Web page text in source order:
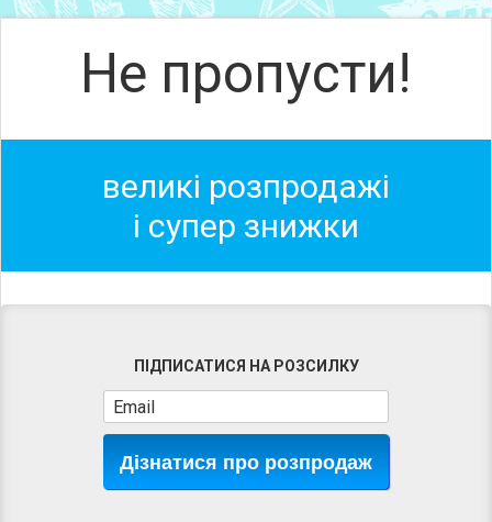
Не пропусти!
великі розпродажі
і супер знижки
ПІДПИСАТИСЯ НА РОЗСИЛКУ
Дізнатися про розпродаж